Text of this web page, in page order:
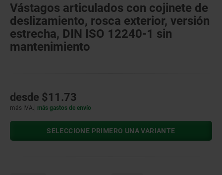
Vástagos articulados con cojinete de
deslizamiento, rosca exterior, versión
estrecha, DIN ISO 12240-1 sin
mantenimiento
desde $11.73
más IVA. más gastos de envío
SELECCIONE PRIMERO UNA VARIANTE